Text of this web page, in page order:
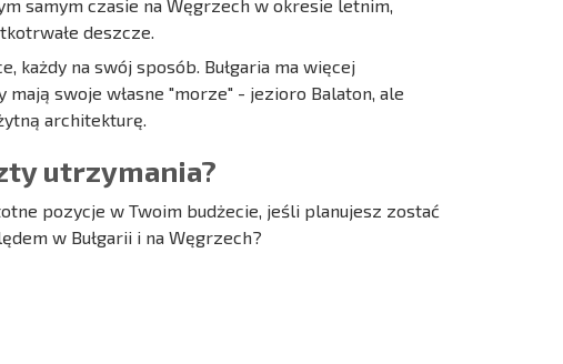
samym czasie na Węgrzech w okresie letnim,
deszcze.
na swój sposób. Bułgaria ma więcej
swoje własne "morze" - jezioro Balaton, ale
architekturę.
utrzymania?
pozycje w Twoim budżecie, jeśli planujesz zostać
w Bułgarii i na Węgrzech?